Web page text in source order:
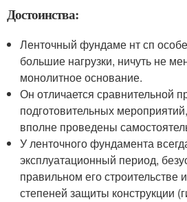
Достоинства:
Ленточный фундаме нт сп
большие нагрузки, ничуть не
монолитное основание.
Он отличается сравнительной
подготовительных
вполне проведены
У ленточного фундамента
эксплуатационный период,
правильном его строительстве
степеней защиты конструкции